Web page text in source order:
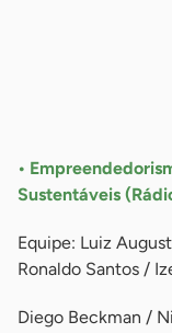
•
Sustentáveis
Equipe: Luiz
Ronaldo Santos /
Diego Beckman /